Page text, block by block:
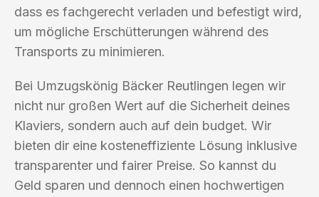
dass es fachgerecht verladen und befestigt wird,
um mögliche Erschütterungen während des
Transports zu minimieren.
Bei Umzugskönig Bäcker Reutlingen legen wir
nicht nur großen Wert auf die Sicherheit deines
Klaviers, sondern auch auf dein budget. Wir
bieten dir eine kosteneffiziente Lösung inklusive
transparenter und fairer Preise. So kannst du
Geld sparen und dennoch einen hochwertigen